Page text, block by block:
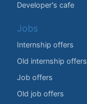
Developer's cafe
Jobs
Internship offers
Old internship offers
Job offers
Old job offers